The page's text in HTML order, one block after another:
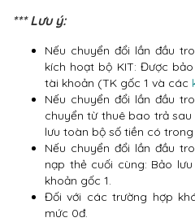
*** Lưu ý:
Nếu chuyển đổi lần đầu
kích hoạt bộ KIT: Được
tài khoản (TK gốc 1 và các
Nếu chuyển đổi lần đầu
chuyển từ thuê bao trả
lưu toàn bộ số tiền có
Nếu chuyển đổi lần đầu
nạp thẻ cuối cùng: Bảo
khoản gốc 1.
Đối với các trường hợp
mức 0đ.